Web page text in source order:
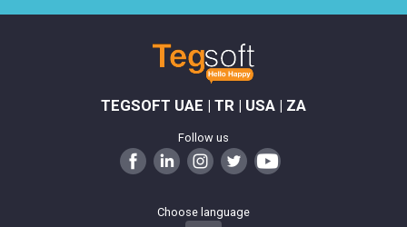
TEGSOFT UAE | TR | USA | ZA
Follow us
Choose language